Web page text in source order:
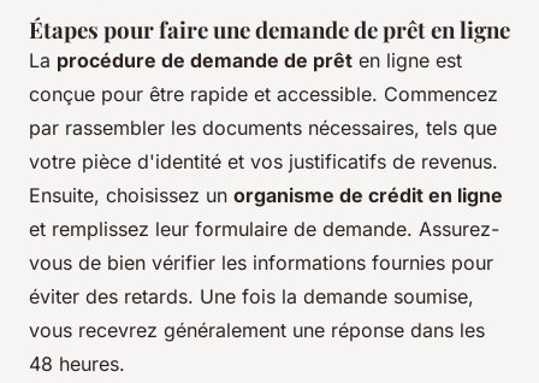
Étapes pour faire une demande de prêt en ligne
La procédure de demande de prêt en ligne est
conçue pour être rapide et accessible. Commencez
par rassembler les documents nécessaires, tels que
votre pièce d'identité et vos justificatifs de revenus.
Ensuite, choisissez un organisme de crédit en ligne
et remplissez leur formulaire de demande. Assurez-
vous de bien vérifier les informations fournies pour
éviter des retards. Une fois la demande soumise,
vous recevrez généralement une réponse dans les
48 heures.